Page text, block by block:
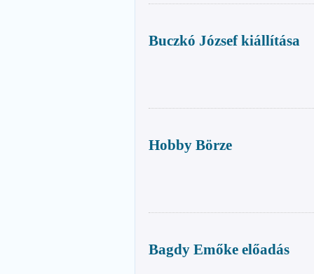
Buczkó József kiállítása
Hobby Börze
Bagdy Emőke előadás